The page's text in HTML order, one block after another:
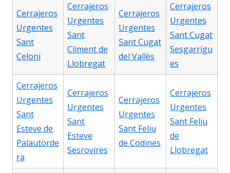
Cerrajeros
Urgentes
Sant
Celoni
Cerrajeros
Urgentes
Sant
Climent de
Llobregat
Cerrajeros
Urgentes
Sant Cugat
del Vallès
Cerrajeros
Urgentes
Sant Cugat
Sesgarrigu
es
Cerrajeros
Urgentes
Sant
Esteve de
Palautorde
ra
Cerrajeros
Urgentes
Sant
Esteve
Sesrovires
Cerrajeros
Urgentes
Sant Feliu
de Codines
Cerrajeros
Urgentes
Sant Feliu
de
Llobregat